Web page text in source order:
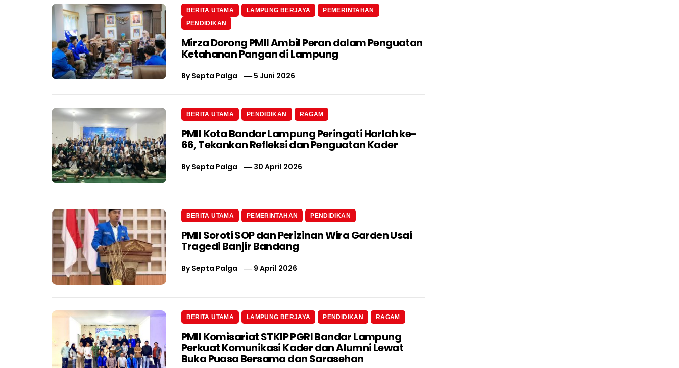
BERITA UTAMA LAMPUNG BERJAYA
PEMERINTAHAN
PENDIDIKAN
Mirza Dorong PMII Ambil Peran dalam Penguatan
Ketahanan Pangan di Lampung
BySepta Palga 5 Juni 2026
BERITA UTAMA PENDIDIKAN RAGAM
PMII Kota Bandar Lampung Peringati Harlah ke-
66, Tekankan Refleksi dan Penguatan Kader
BySepta Palga 30 April 2026
BERITA UTAMA PEMERINTAHAN PENDIDIKAN
PMII Soroti SOP dan Perizinan Wira Garden Usai
Tragedi Banjir Bandang
BySepta Palga 9 April 2026
BERITA UTAMA LAMPUNG BERJAYA PENDIDIKAN RAGAM
PMII Komisariat STKIP PGRI Bandar Lampung
Perkuat Komunikasi Kader dan Alumni Lewat
Buka Puasa Bersama dan Sarasehan